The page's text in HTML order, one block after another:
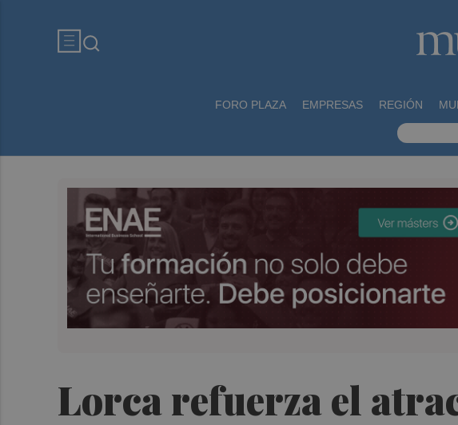
FORO PLAZA EMPRESAS REGIÓN
Lorca refuerza el